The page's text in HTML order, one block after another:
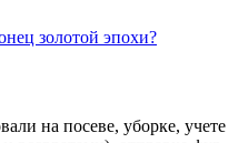
золотой эпохи?
на посеве, уборке, учете